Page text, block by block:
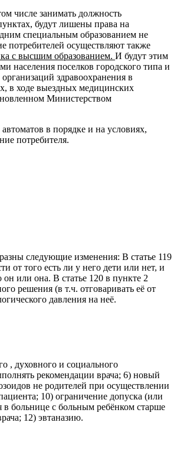
числе занимать должность
будут лишены права на
специальным образованием не
потребителей осуществляют также
с высшим образованием. И будут этим
населения поселков городского типа и
здравоохранения в
в ходе выездных медицинских
Министерством
в порядке и на условиях,
потребителя.
следующие изменения: В статье 119
от того есть ли у него дети или нет, и
или она. В статье 120 в пункте 2
решения (в т.ч. отговаривать её от
давления на неё.
, духовного и социального
рекомендации врача; 6) новый
не родителей при осуществлении
10) ограничение допуска (или
в больнице с больным ребёнком старше
12) эвтаназию.